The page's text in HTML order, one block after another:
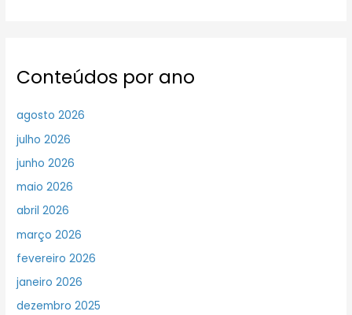
Conteúdos por ano
agosto 2026
julho 2026
junho 2026
maio 2026
abril 2026
março 2026
fevereiro 2026
janeiro 2026
dezembro 2025